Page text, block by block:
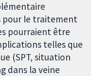
pour le traitement
pourraient être
telles que
(SPT, situation
dans la veine